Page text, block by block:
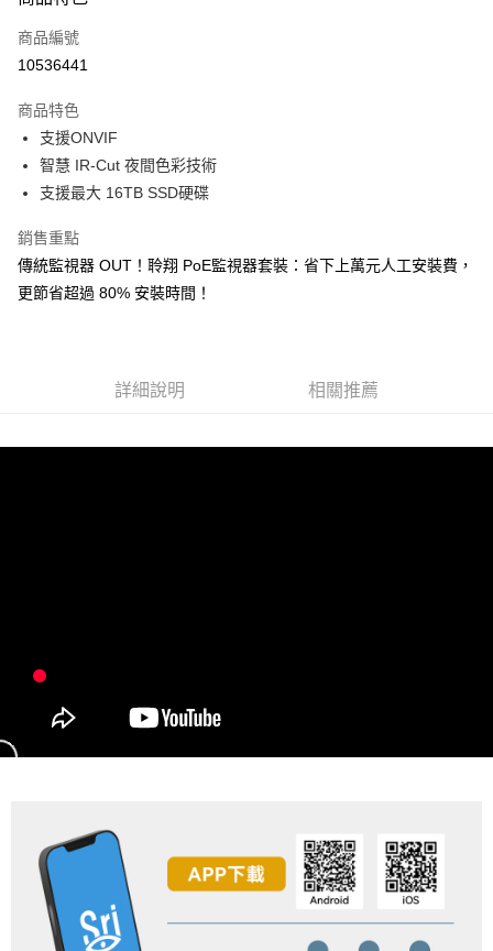
每筆NT$60，滿NT$800(含以上)免運費
商品編號
10536441
商品特色
支援ONVIF
智慧 IR-Cut 夜間色彩技術
支援最大 16TB SSD硬碟
銷售重點
傳統監視器 OUT！聆翔 PoE監視器套裝：省下上萬元人工安裝費，
更節省超過 80% 安裝時間！
詳細說明 相關推薦